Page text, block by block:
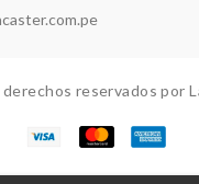
derechos reservados por